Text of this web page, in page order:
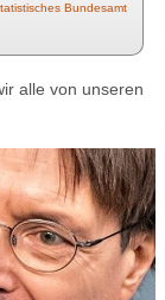
Bundesamt
alle von unseren